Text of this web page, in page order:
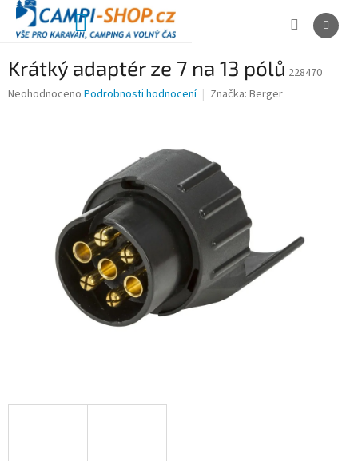
Přejít
obsah
NÁKUPNÍ
Krátký adaptér ze 7 na 13 pólů 228470
Průměrné
Neohodnoceno Podrobnosti hodnocení Značka: Berger